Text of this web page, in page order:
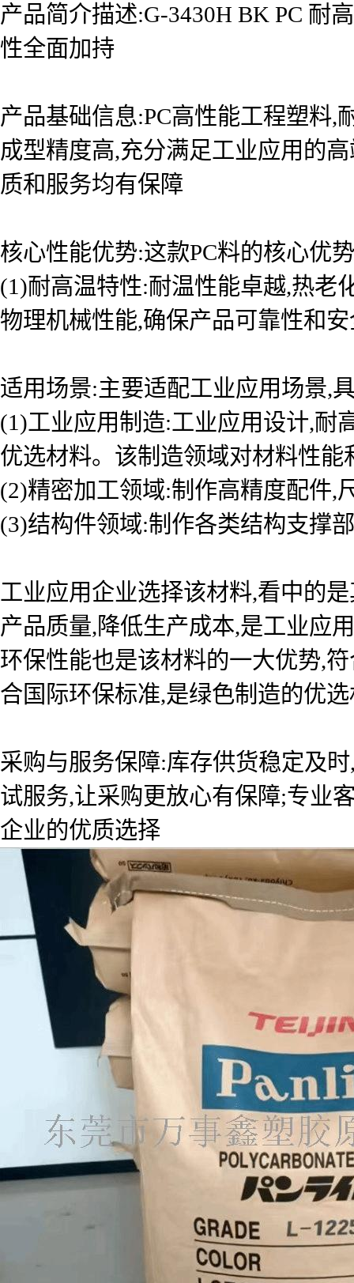
产品简介描述:G-3430H BK PC 耐
性全面加持
产品基础信息:PC高性能工程塑料,
成型精度高,充分满足工业应用的
质和服务均有保障
核心性能优势:这款PC料的核心优
(1)耐高温特性:耐温性能卓越,热老
物理机械性能,确保产品可靠性和
适用场景:主要适配工业应用场景,
(1)工业应用制造:工业应用设计,耐
优选材料。该制造领域对材料性
(2)精密加工领域:制作高精度配件,
(3)结构件领域:制作各类结构支撑
工业应用企业选择该材料,看中的
产品质量,降低生产成本,是工业应
环保性能也是该材料的一大优势,
合国际环保标准,是绿色制造的优
采购与服务保障:库存供货稳定及
试服务,让采购更放心有保障;专业
企业的优质选择